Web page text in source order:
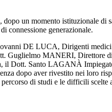
un momento istituzionale di
connessione generazionale.
DE LUCA, Dirigenti
Guglielmo MANERI, Direttore
il Dott. Santo LAGANÀ
dopo aver rivestito nei loro
di studi e le difficili scelte